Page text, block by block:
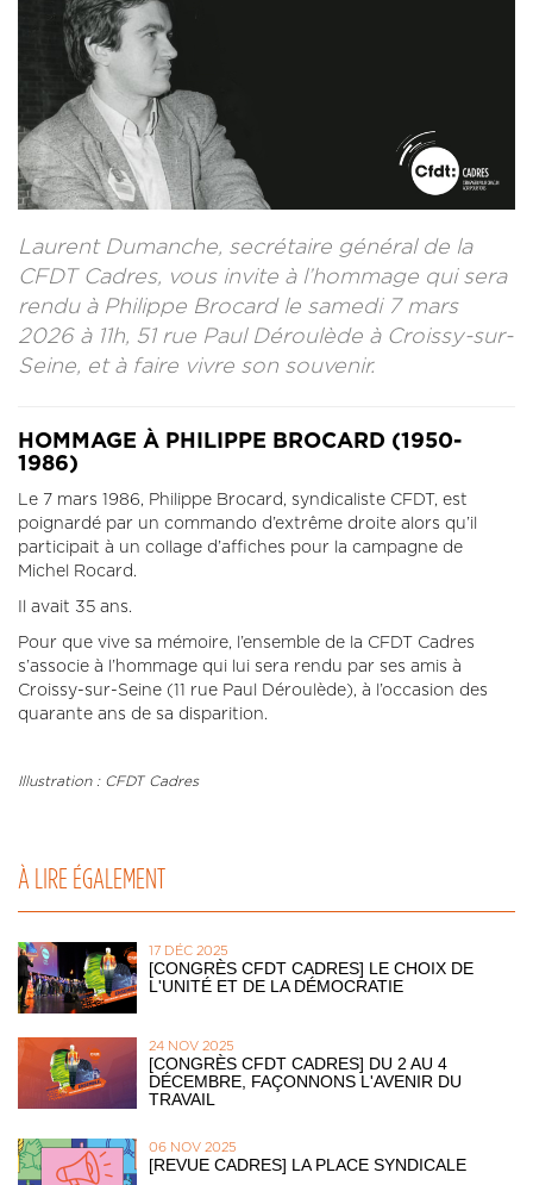
LA REVUE CADRES
LE CREFAC
L’OBSERVATOIRE DES CADRES
Laurent Dumanche, secrétaire général de la
CFDT Cadres, vous invite à l’hommage qui sera
rendu à Philippe Brocard le samedi 7 mars
2026 à 11h, 51 rue Paul Déroulède à Croissy-sur-
Seine, et à faire vivre son souvenir.
HOMMAGE À PHILIPPE BROCARD (1950-
1986)
Le 7 mars 1986, Philippe Brocard, syndicaliste CFDT, est
poignardé par un commando d’extrême droite alors qu’il
participait à un collage d’affiches pour la campagne de
Michel Rocard.
Il avait 35 ans.
Pour que vive sa mémoire, l’ensemble de la CFDT Cadres
s’associe à l’hommage qui lui sera rendu par ses amis à
Croissy-sur-Seine (11 rue Paul Déroulède), à l’occasion des
quarante ans de sa disparition.
Illustration : CFDT Cadres
À LIRE ÉGALEMENT
17 DÉC 2025
[CONGRÈS CFDT CADRES] LE CHOIX DE
L'UNITÉ ET DE LA DÉMOCRATIE
24 NOV 2025
[CONGRÈS CFDT CADRES] DU 2 AU 4
DÉCEMBRE, FAÇONNONS L'AVENIR DU
TRAVAIL
06 NOV 2025
[REVUE CADRES] LA PLACE SYNDICALE